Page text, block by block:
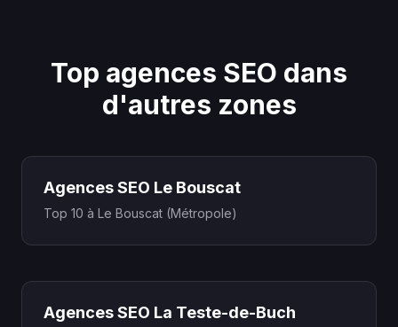
Top agences SEO dans
d'autres zones
Agences SEO Le Bouscat
Top 10 à Le Bouscat (Métropole)
Agences SEO La Teste-de-Buch